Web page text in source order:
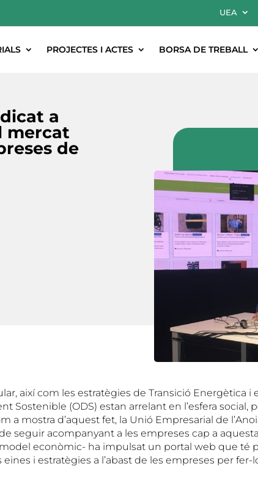
UEA
PROJECTES I ACTES BORSA DE TREBALL
a
mercat
de
així com les estratègies de Transició Energètica i
Sostenible (ODS) estan arrelant en l’esfera social,
a mostra d’aquest fet, la Unió Empresarial de
seguir acompanyant a les empreses cap a
econòmic- ha impulsat un portal web que té
eines i estratègies a l’abast de les empreses per fer-